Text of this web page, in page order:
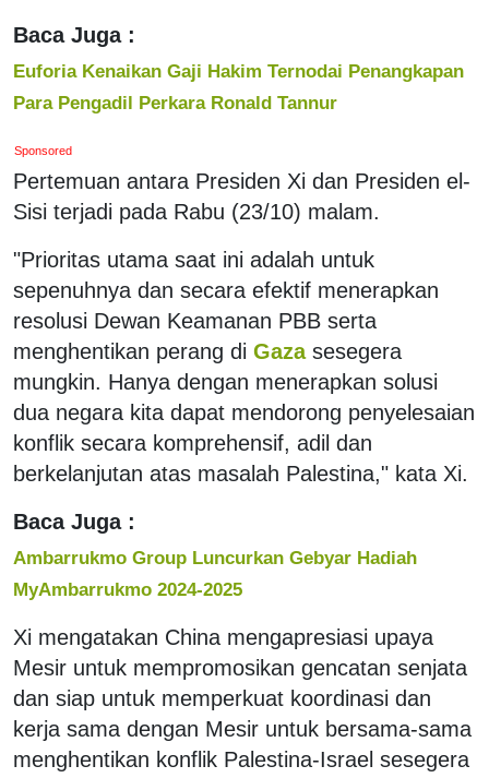
Baca Juga :
Euforia Kenaikan Gaji Hakim Ternodai Penangkapan
Para Pengadil Perkara Ronald Tannur
Sponsored
Pertemuan antara Presiden Xi dan Presiden el-
Sisi terjadi pada Rabu (23/10) malam.
"Prioritas utama saat ini adalah untuk
sepenuhnya dan secara efektif menerapkan
resolusi Dewan Keamanan PBB serta
menghentikan perang di Gaza sesegera
mungkin. Hanya dengan menerapkan solusi
dua negara kita dapat mendorong penyelesaian
konflik secara komprehensif, adil dan
berkelanjutan atas masalah Palestina," kata Xi.
Baca Juga :
Ambarrukmo Group Luncurkan Gebyar Hadiah
MyAmbarrukmo 2024-2025
Xi mengatakan China mengapresiasi upaya
Mesir untuk mempromosikan gencatan senjata
dan siap untuk memperkuat koordinasi dan
kerja sama dengan Mesir untuk bersama-sama
menghentikan konflik Palestina-Israel sesegera